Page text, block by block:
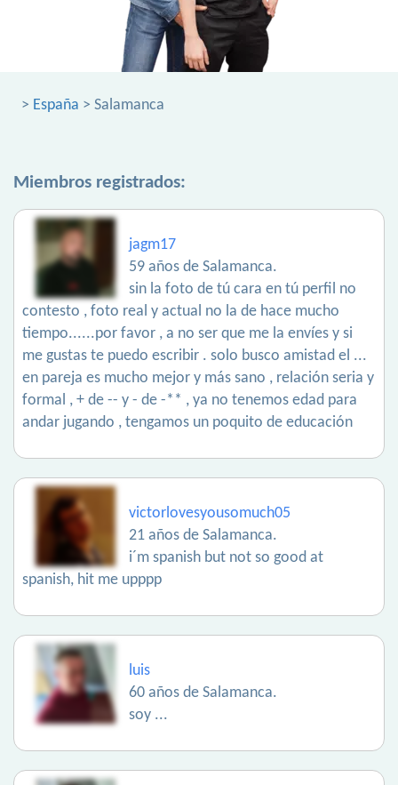
> España > Salamanca
Miembros registrados:
jagm17
59 años de Salamanca.
sin la foto de tú cara en tú perfil no
contesto , foto real y actual no la de hace mucho
tiempo......por favor , a no ser que me la envíes y si
me gustas te puedo escribir . solo busco amistad el ...
en pareja es mucho mejor y más sano , relación seria y
formal , + de -- y - de -** , ya no tenemos edad para
andar jugando , tengamos un poquito de educación
victorlovesyousomuch05
21 años de Salamanca.
i´m spanish but not so good at
spanish, hit me upppp
luis
60 años de Salamanca.
soy ...